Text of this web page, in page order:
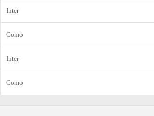
Inter
Como
Inter
Como